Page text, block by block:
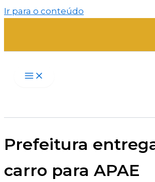
Ir para o conteúdo
Prefeitura
carro para APAE